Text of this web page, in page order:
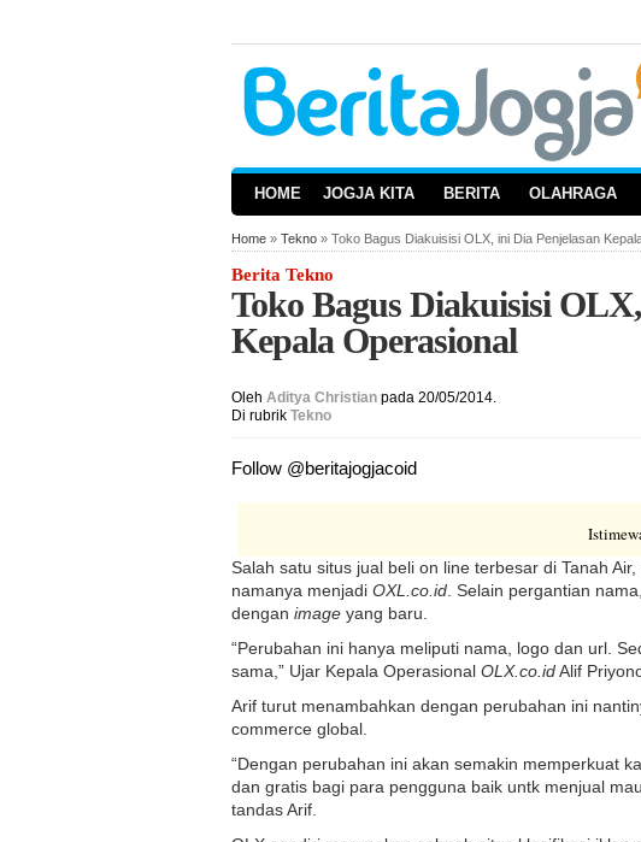
HOME JOGJA KITA BERITA OLAHRAGA
Home » Tekno » Toko Bagus Diakuisisi OLX, ini Dia Penjelasan
Berita Tekno
Toko Bagus Diakuisisi
Kepala Operasional
Oleh Aditya Christian pada 20/05/2014.
Di rubrik Tekno
Follow @beritajogjacoid
Salah satu situs jual beli on line terbesar di Tanah Air,
namanya menjadi OXL.co.id . Selain pergantian
dengan image yang baru.
“Perubahan ini hanya meliputi nama, logo dan url.
sama,” Ujar Kepala Operasional OLX.co.idAlif
Arif turut menambahkan dengan perubahan ini
commerce global.
“Dengan perubahan ini akan semakin memperkuat
dan gratis bagi para pengguna baik untk menjual
tandas Arif.